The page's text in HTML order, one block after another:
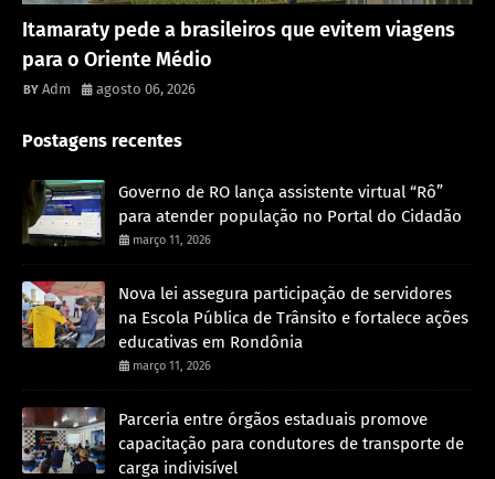
Itamaraty pede a brasileiros que evitem viagens
para o Oriente Médio
Adm agosto 06, 2026
Postagens recentes
Governo de RO lança assistente virtual “Rô”
para atender população no Portal do Cidadão
março 11, 2026
Nova lei assegura participação de servidores
na Escola Pública de Trânsito e fortalece ações
educativas em Rondônia
março 11, 2026
Parceria entre órgãos estaduais promove
capacitação para condutores de transporte de
carga indivisível